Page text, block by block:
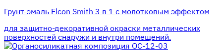
Грунт-эмаль Elcon Smith 3 в 1 с молотковым эффектом
для защитно-декоративной окраски металлических
поверхностей снаружи и внутри помещений.